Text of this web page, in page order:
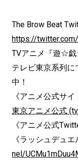
The Brow Beat
https://
TVアニメ『遊☆戯
テレビ東京系列
中！
《アニメ公式サイ
東京アニメ公式
《アニメ公式
《ラッシュデュエ
nel/